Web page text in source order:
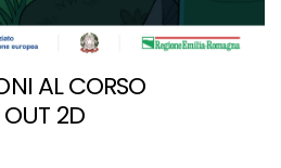
AL CORSO
2D